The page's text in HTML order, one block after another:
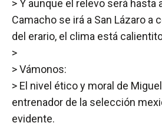
> Y aunque el relevo será hasta
Camacho se irá a San Lázaro a
del erario, el clima está
>
> Vámonos:
> El nivel ético y moral de
entrenador de la selección
evidente.